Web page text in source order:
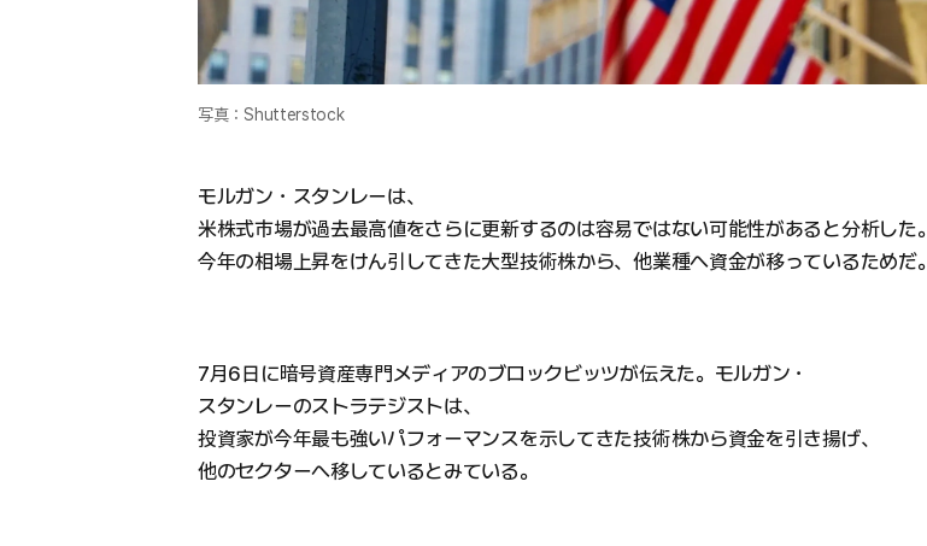
写真：Shutterstock
モルガン・スタンレーは、
米株式市場が過去最高値をさらに更新するのは容易ではない可能性があると分析した。
今年の相場上昇をけん引してきた大型技術株から、他業種へ資金が移っているためだ。
7月6日に暗号資産専門メディアのブロックビッツが伝えた。モルガン・
スタンレーのストラテジストは、
投資家が今年最も強いパフォーマンスを示してきた技術株から資金を引き揚げ、
他のセクターへ移しているとみている。